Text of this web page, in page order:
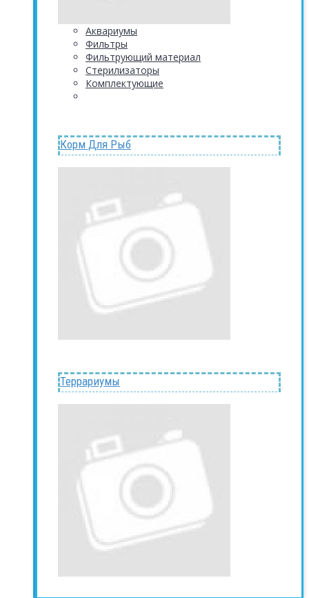
Аквариумы
Фильтры
Фильтрующий материал
Стерилизаторы
Комплектующие
Корм Для Рыб
Террариумы